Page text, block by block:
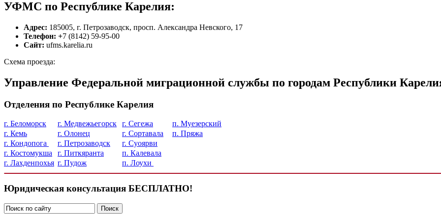
УФМС по Республике Карелия:
Адрес: 185005, г. Петрозаводск, просп. Александра Невского, 17
Телефон: +7 (8142) 59-95-00
Сайт: ufms.karelia.ru
Схема проезда:
Управление Федеральной миграционной службы по городам Республики
Отделения по Республике Карелия
г. Беломорск г. Медвежьегорск г. Сегежа
п. Муезерский
г. Кемь
г. Олонец г. Сортавала
п. Пряжа
г. Кондопога
г. Петрозаводск
г. Суоярви
г. Костомукша
г. Питкяранта
п. Калевала
г. Лахденпохья г. Пудож п. Лоухи
Юридическая консультация БЕСПЛАТНО!